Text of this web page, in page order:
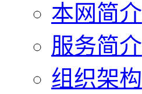
本网简介
服务简介
组织架构